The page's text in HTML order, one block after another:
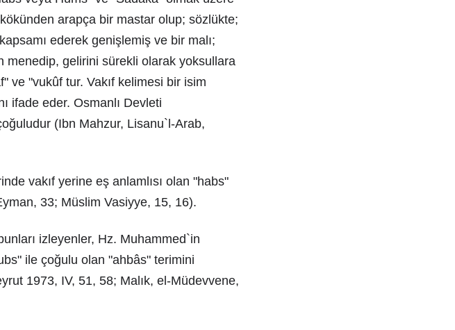
arapça bir mastar olup; sözlükte;
ederek genişlemiş ve bir malı;
menedip, gelirini sürekli olarak yoksullara
ve "vukûf tur. Vakıf kelimesi bir isim
ifade eder. Osmanlı Devleti
(Ibn Mahzur, Lisanu`l-Arab,
vakıf yerine eş anlamlısı olan "habs"
33; Müslim Vasiyye, 15, 16).
izleyenler, Hz. Muhammed`in
ile çoğulu olan "ahbâs" terimini
1973, IV, 51, 58; Malık, el-Müdevvene,